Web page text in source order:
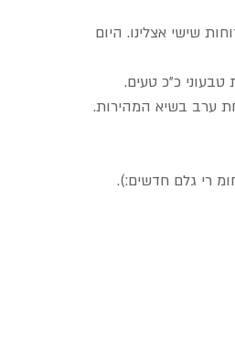
בארוחות שישי אצלינו. היום
כ"כ טעים.
ערב בשיא המהירות.
רי גלם חדשים:).